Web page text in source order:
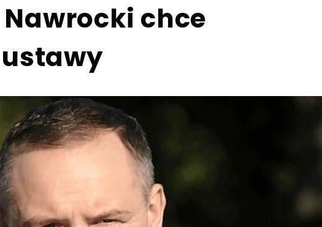
Nawrocki chce